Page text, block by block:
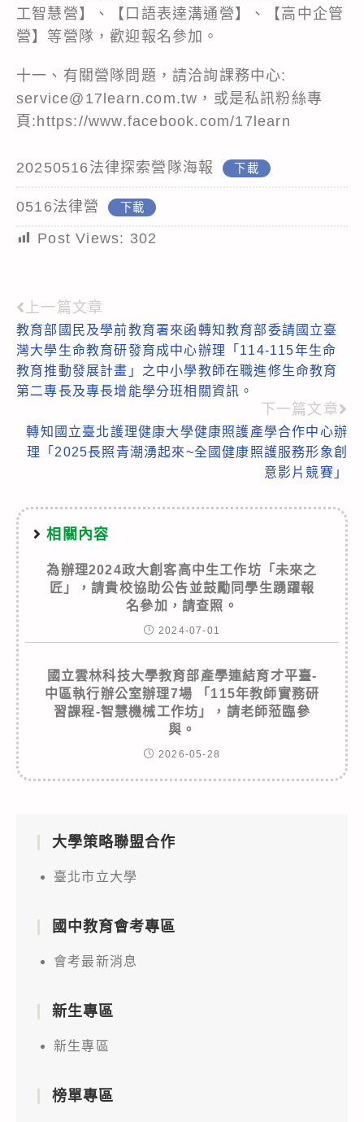
工智慧營】、【口語表達溝通營】、【高中企管
營】等營隊，歡迎報名參加。
十一、有關營隊問題，請洽詢課務中心:
service@17learn.com.tw，或是私訊粉絲專
頁:https://www.facebook.com/17learn
20250516法律探索營隊海報 下載
0516法律營 下載
Post Views: 302
Read
more
articles
上一篇文章
教育部國民及學前教育署來函轉知教育部委請國立臺
灣大學生命教育研發育成中心辦理「114-115年生命
教育推動發展計畫」之中小學教師在職進修生命教育
第二專長及專長增能學分班相關資訊。
下一篇文章
轉知國立臺北護理健康大學健康照護產學合作中心辦
理「2025長照青潮湧起來~全國健康照護服務形象創
意影片競賽」
相關內容
為辦理2024政大創客高中生工作坊「未來之
匠」，請貴校協助公告並鼓勵同學生踴躍報
名參加，請查照。
2024-07-01
國立雲林科技大學教育部產學連結育才平臺-
中區執行辦公室辦理7場 「115年教師實務研
習課程-智慧機械工作坊」，請老師蒞臨參
與。
2026-05-28
大學策略聯盟合作
臺北市立大學
國中教育會考專區
會考最新消息
新生專區
新生專區
榜單專區